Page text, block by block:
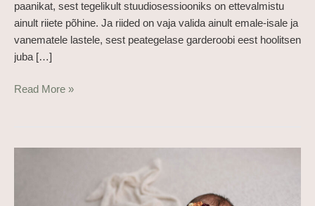
paanikat, sest tegelikult stuudiosessiooniks on ettevalmistu
ainult riiete põhine. Ja riided on vaja valida ainult emale-isale ja
vanematele lastele, sest peategelase garderoobi eest hoolitsen
juba […]
Read More »